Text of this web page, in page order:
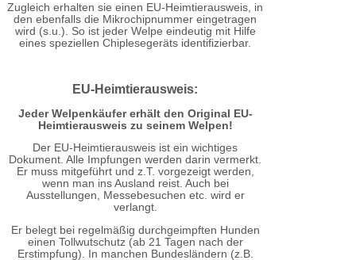
Zugleich erhalten sie einen EU-Heimtierausweis, in
den ebenfalls die Mikrochipnummer eingetragen
wird (s.u.). So ist jeder Welpe eindeutig mit Hilfe
eines speziellen Chiplesegeräts identifizierbar.
EU-Heimtierausweis:
Jeder Welpenkäufer erhält den Original EU-
Heimtierausweis zu seinem Welpen!
Der EU-Heimtierausweis ist ein wichtiges
Dokument. Alle Impfungen werden darin vermerkt.
Er muss mitgeführt und z.T. vorgezeigt werden,
wenn man ins Ausland reist. Auch bei
Ausstellungen, Messebesuchen etc. wird er
verlangt.
Er belegt bei regelmäßig durchgeimpften Hunden
einen Tollwutschutz (ab 21 Tagen nach der
Erstimpfung). In manchen Bundesländern (z.B.